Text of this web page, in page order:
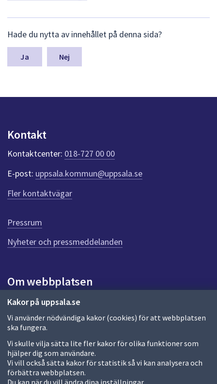
Kakor på uppsala.se
Vi använder nödvändiga kakor (cookies) för att webbplatsen
ska fungera.
Vi skulle vilja sätta lite fler kakor för olika funktioner som
hjälper dig som användare.
Vi vill också sätta kakor för statistik så vi kan analysera och
förbättra webbplatsen.
Du kan när du vill ändra dina inställningar.
ä
m
a
n
k
t
e
r
f
ö
r
e
n
n
a
d
a
Hade du nytta av innehållet på denna sida?
Nej
Kontakt
Kontaktcenter: 018-727 00 00
E-post: uppsala.kommun@uppsala.se
Fler kontaktvägar
Pressrum
Nyheter och pressmeddelanden
Om webbplatsen
Om webbplatsen
Allmänna handlingar och diarium
Behandling av personuppgifter
Kakor
Språk (other languages)